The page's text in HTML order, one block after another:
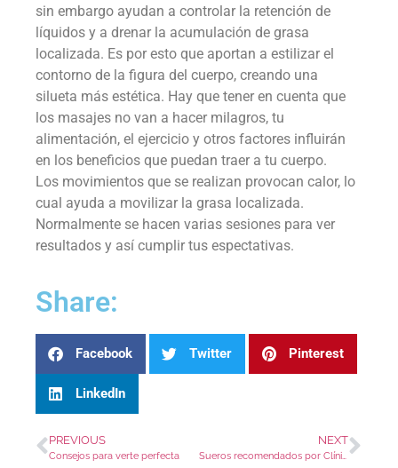
sin embargo ayudan a controlar la retención de
líquidos y a drenar la acumulación de grasa
localizada. Es por esto que aportan a estilizar el
contorno de la figura del cuerpo, creando una
silueta más estética. Hay que tener en cuenta que
los masajes no van a hacer milagros, tu
alimentación, el ejercicio y otros factores influirán
en los beneficios que puedan traer a tu cuerpo.
Los movimientos que se realizan provocan calor, lo
cual ayuda a movilizar la grasa localizada.
Normalmente se hacen varias sesiones para ver
resultados y así cumplir tus espectativas.
Share:
Facebook Twitter Pinterest
LinkedIn
PREVIOUS
Consejos para verte perfecta
NEXT
Sueros recomendados por Clínica Guadalupe